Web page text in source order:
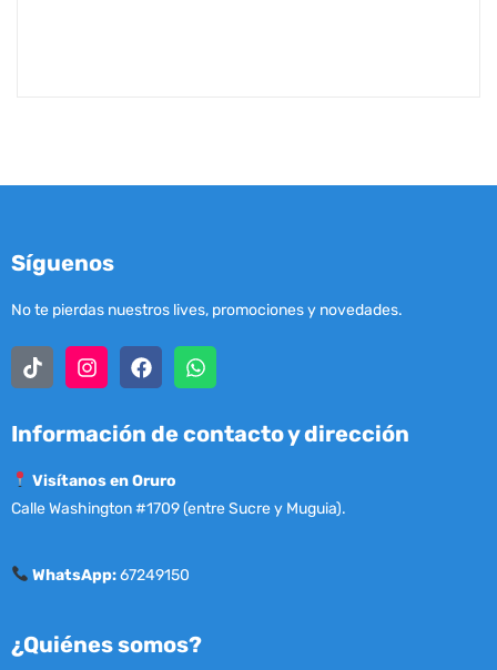
Síguenos
No te pierdas nuestros lives, promociones y novedades.
Información de contacto y dirección
Visítanos en Oruro
Calle Washington #1709 (entre Sucre y Muguia).
WhatsApp:67249150
¿Quiénes somos?